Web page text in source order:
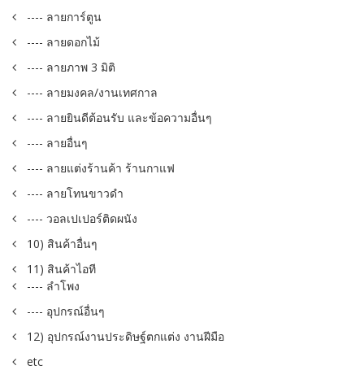
---- ลายการ์ตูน
---- ลายดอกไม้
---- ลายภาพ 3 มิติ
---- ลายมงคล/งานเทศกาล
---- ลายยินดีต้อนรับ และข้อความอื่นๆ
---- ลายอื่นๆ
---- ลายแต่งร้านค้า ร้านกาแฟ
---- ลายโทนขาวดำ
---- วอลเปเปอร์ติดผนัง
10) สินค้าอื่นๆ
11) สินค้าไอที
---- ลำโพง
---- อุปกรณ์อื่นๆ
12) อุปกรณ์งานประดิษฐ์ตกแต่ง งานฝีมือ
etc